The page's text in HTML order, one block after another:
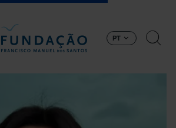
PT